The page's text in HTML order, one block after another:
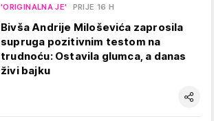
'ORIGINALNA JE' PRIJE 16 H
Bivša Andrije Miloševića zaprosila
supruga pozitivnim testom na
trudnoću: Ostavila glumca, a danas
živi bajku